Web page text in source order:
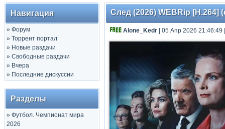
Навигация
» Форум
» Торрент портал
» Новые раздачи
» Свободные раздачи
» Вчера
» Последние дискуссии
Разделы
» Футбол. Чемпионат мира
2026
След (2026) WEBRip [H.264]
Alone_Kedr | 05 Апр 2026 21:46:49